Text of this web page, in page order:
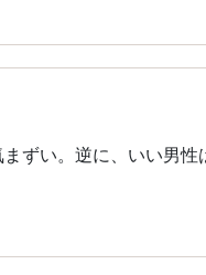
ずい。逆に、いい男性